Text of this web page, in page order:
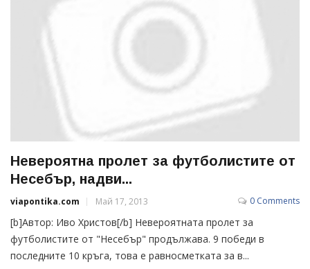
Невероятна пролет за футболистите от
Несебър, надви...
viapontika.com Май 17, 2013 0 Comments
[b]Автор: Иво Христов[/b] Невероятната пролет за
футболистите от "Несебър" продължава. 9 победи в
последните 10 кръга, това е равносметката за в...